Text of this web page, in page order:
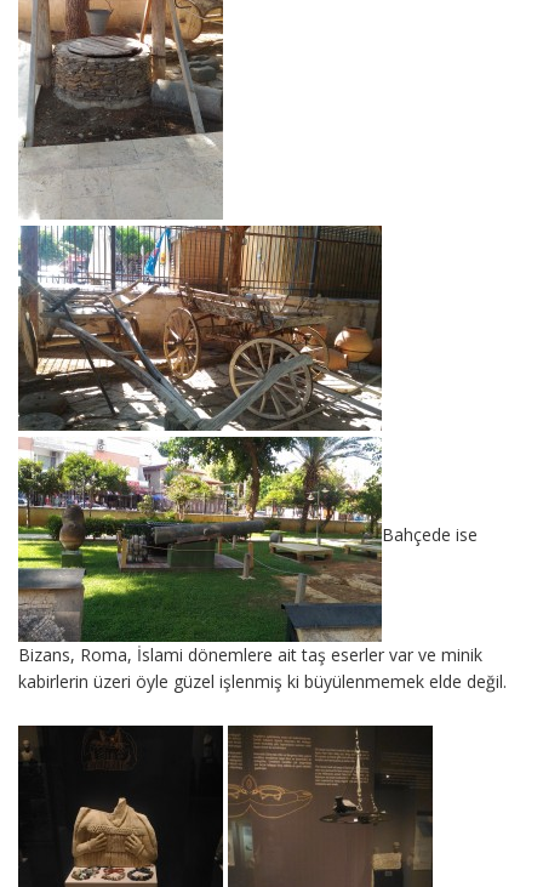
Bahçede ise
Bizans, Roma, İslami dönemlere ait taş eserler var ve minik
kabirlerin üzeri öyle güzel işlenmiş ki büyülenmemek elde değil.